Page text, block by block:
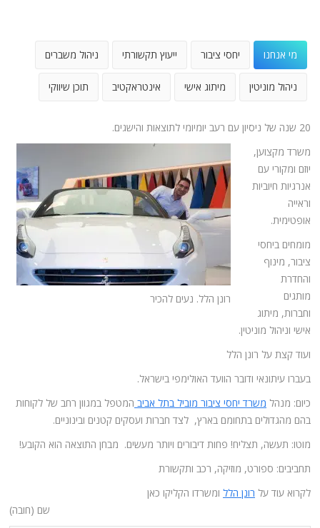
מי אנחנו יחסי ציבור ייעוץ תקשורתי ניהול משברים
ניהול מוניטין מיתוג אישי אינטראקטיב תוכן שיווקי
20 שנה של ניסיון עם רעב יומיומי לתוצאות והישגים.
רונן הלל. נעים להכיר
משרד מקצוען,
יוזם ומקורי עם
אנרגיות חיוביות
וראייה
אופטימית.
מומחים ביחסי
ציבור, מינוף
והחדרת
מותגים
וחברות, מיתוג
אישי וניהול מוניטין.
ועוד קצת על רונן הלל
בעברו עיתונאי ודובר הוועד האולימפי בישראל.
כיום: מנהל משרד יחסי ציבור מוביל בתל אביב המטפל במגוון רחב של לקוחות
בהם מהגדולים בתחומם בארץ, לצד חברות ועסקים קטנים ובינוניים.
מוטו: תעשה, תצליח! פחות דיבורים ויותר מעשים. מבחן התוצאה הוא הקובע!
תחביבים: ספורט, מוזיקה, רכב ותקשורת
לקרוא עוד על רונן הלל ומשרדו הקליקו כאן
שם (חובה)